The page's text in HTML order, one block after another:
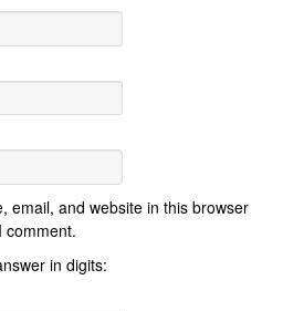
email, and website in this browser
comment.
in digits: